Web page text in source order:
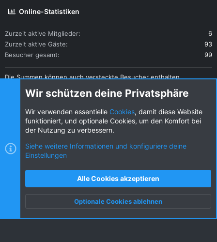
Online-Statistiken
Zurzeit aktive Mitglieder
6
Zurzeit aktive Gäste
93
Besucher gesamt
99
Die Summen können auch versteckte Besucher enthalten.
Diese Seite teilen
Nutzungsbedingungen
Datenschutz
S
Oben Unten
Wir schützen deine Privatsphäre
Wir verwenden essentielle Cookies, damit diese Website
funktioniert, und optionale Cookies, um den Komfort bei
der Nutzung zu verbessern.
Siehe weitere Informationen und konfiguriere deine
Einstellungen
Alle Cookies akzeptieren
Optionale Cookies ablehnen